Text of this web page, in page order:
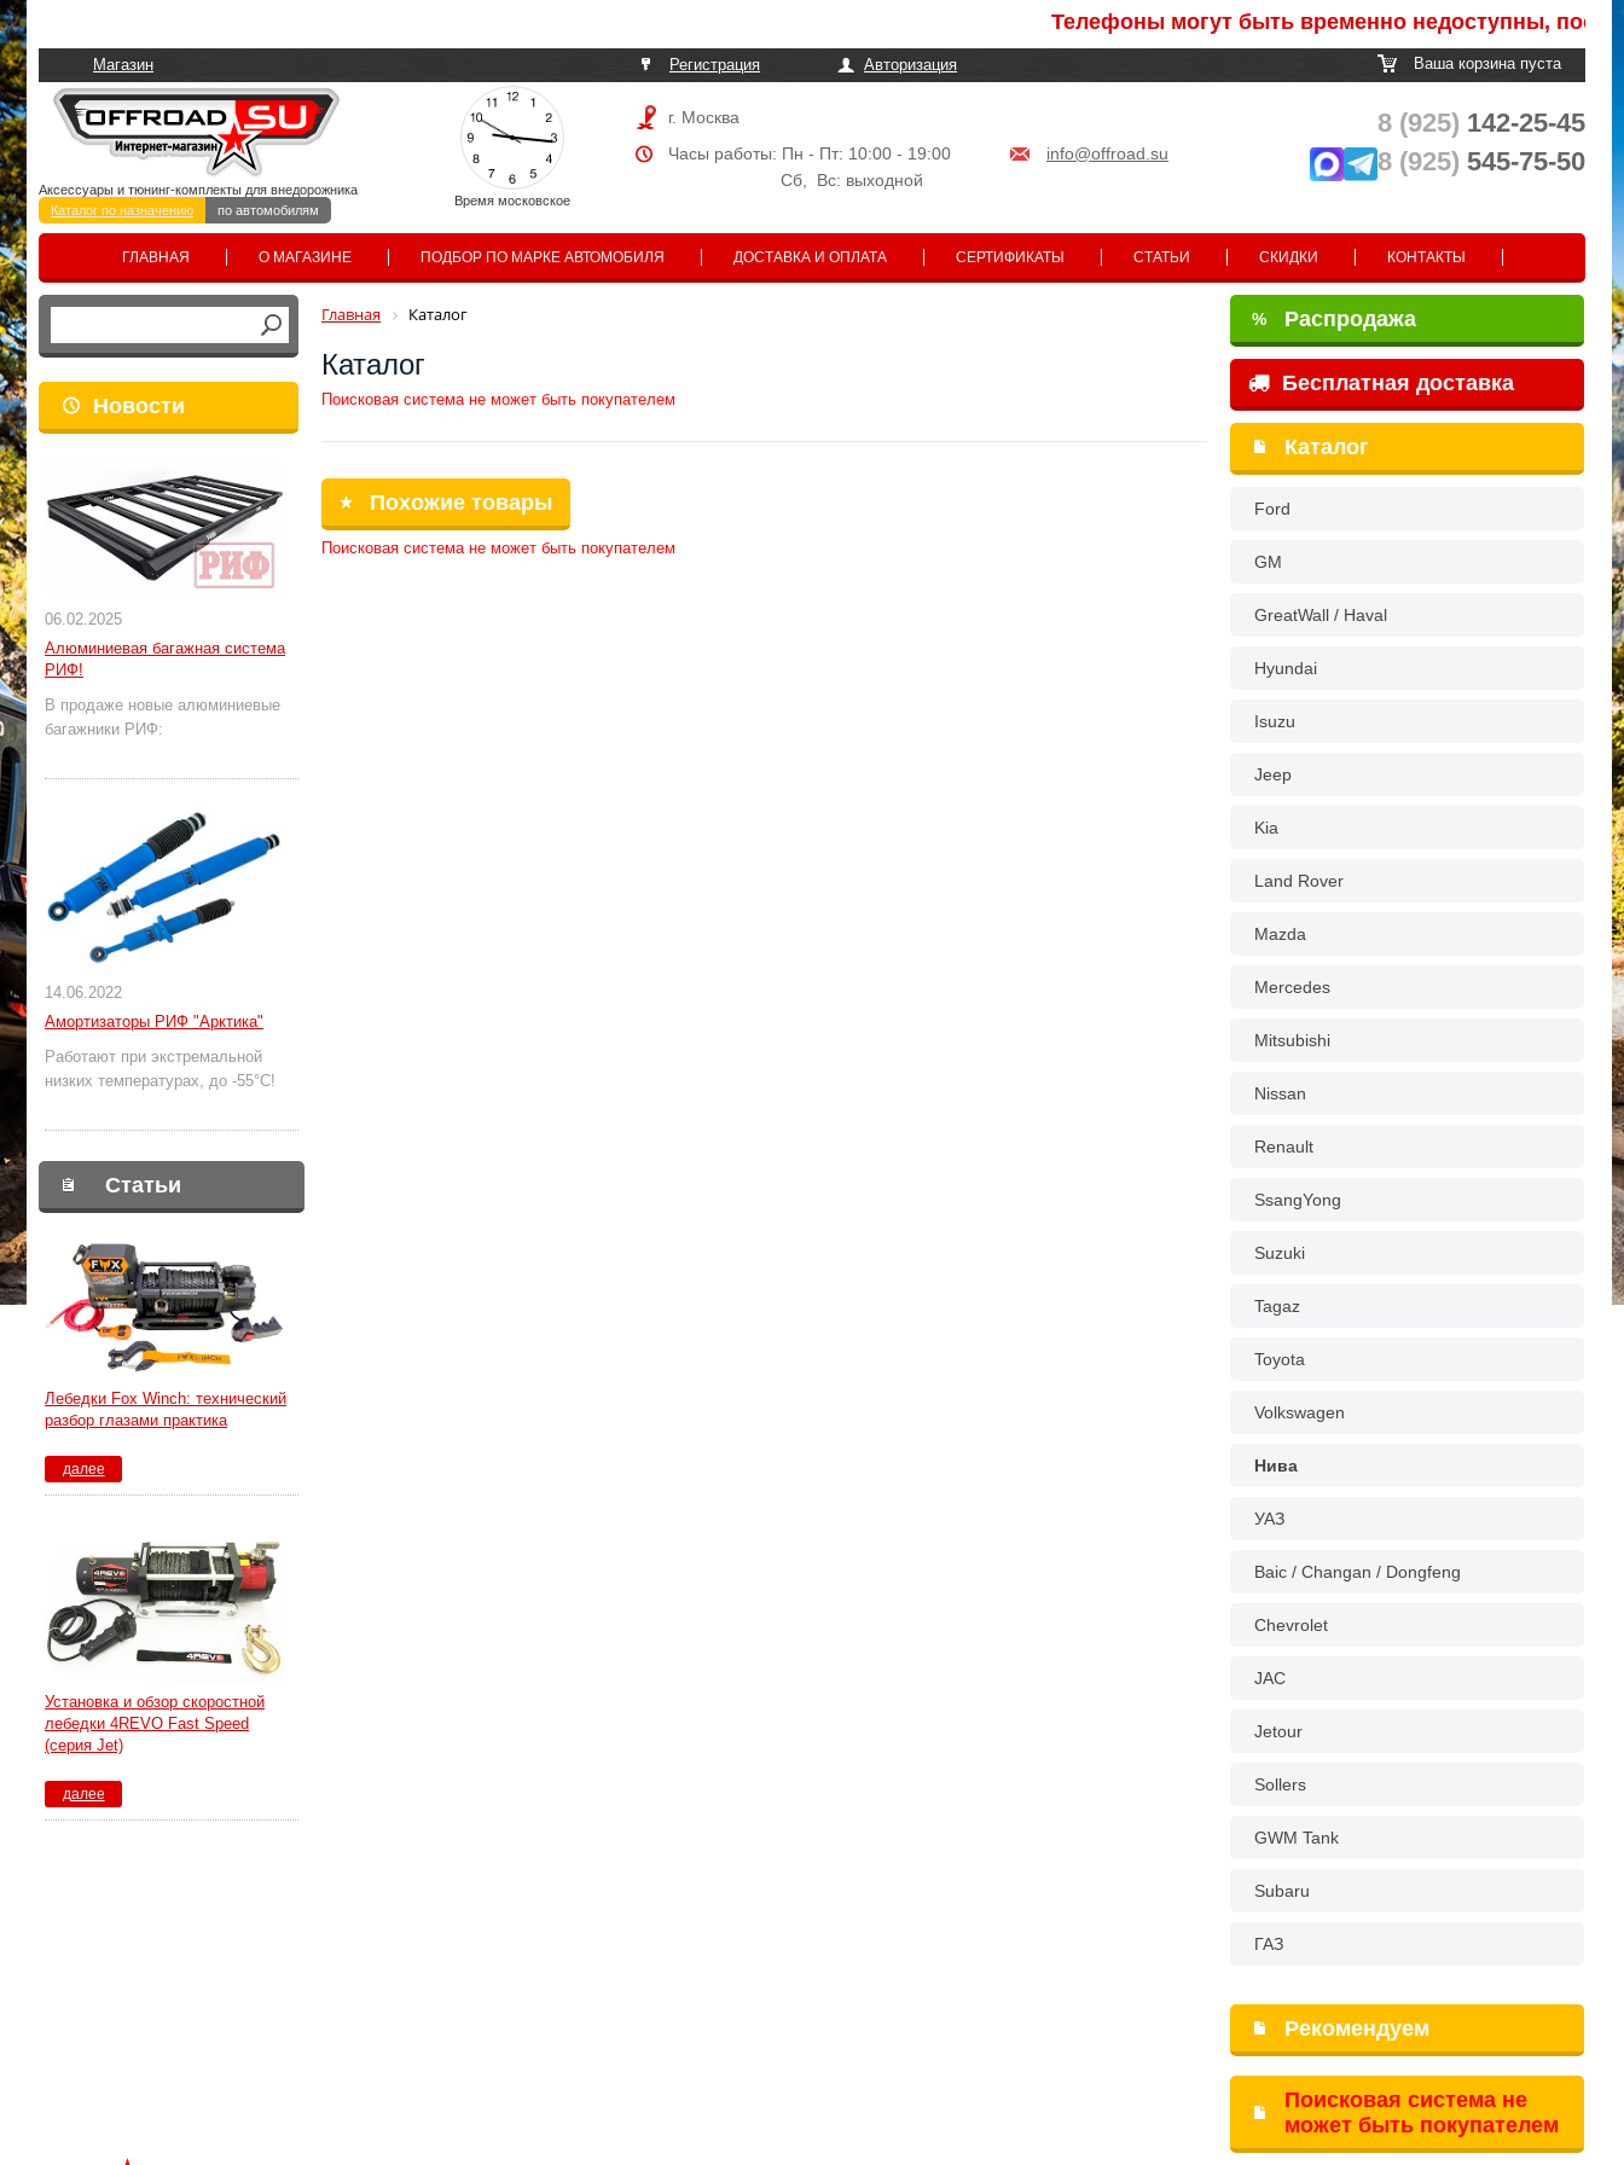
Телефоны могут быть временно недоступны, после
Магазин Регистрация Авторизация Ваша корзина пуста
Время московское
Аксессуары и тюнинг-комплекты для внедорожника
Каталог по назначению
по автомобилям
г. Москва
Часы работы: Пн - Пт: 10:00 - 19:00
info@offroad.su
Сб, Вс: выходной
8 (925) 142-25-45
8 (925) 545-75-50
ГЛАВНАЯ О МАГАЗИНЕ ПОДБОР ПО МАРКЕ АВТОМОБИЛЯ ДОСТАВКА И ОПЛАТА СЕРТИФИКАТЫ СТАТЬИ СКИДКИ КОНТАКТЫ
Новости
06.02.2025
Алюминиевая багажная система
РИФ!
В продаже новые алюминиевые
багажники РИФ:
14.06.2022
Амортизаторы РИФ "Арктика"
Работают при экстремальной
низких температурах, до -55°С!
Статьи
Лебедки Fox Winch: технический
разбор глазами практика
далее
Установка и обзор скоростной
лебедки 4REVO Fast Speed
(серия Jet)
далее
Главная Каталог
Каталог
Поисковая система не может быть покупателем
Похожие товары
Поисковая система не может быть покупателем
% Распродажа
Бесплатная доставка
Каталог
Ford
GM
GreatWall / Haval
Hyundai
Isuzu
Jeep
Kia
Land Rover
Mazda
Mercedes
Mitsubishi
Nissan
Renault
SsangYong
Suzuki
Tagaz
Toyota
Volkswagen
Нива
УАЗ
Baic / Changan / Dongfeng
Chevrolet
JAC
Jetour
Sollers
GWM Tank
Subaru
ГАЗ
Рекомендуем
Поисковая система не
может быть покупателем